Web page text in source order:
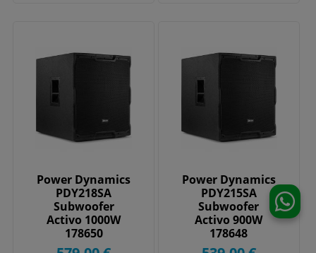
Power Dynamics
PDY218SA
Subwoofer
Activo 1000W
178650
Power Dynamics
PDY215SA
Subwoofer
Activo 900W
178648